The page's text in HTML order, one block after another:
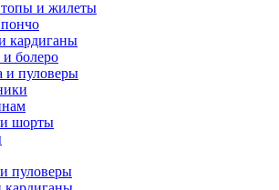
и жилеты
кардиганы
болеро
и пуловеры
шорты
пуловеры